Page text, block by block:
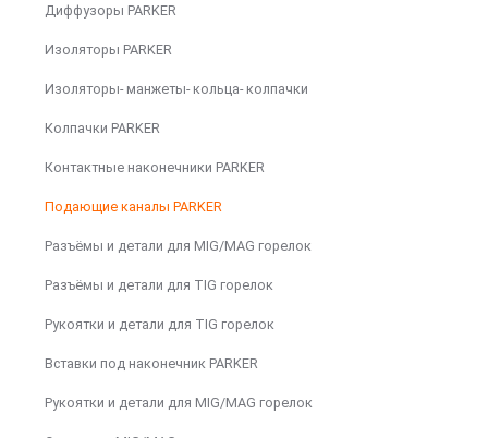
Диффузоры PARKER
Изоляторы PARKER
Изоляторы- манжеты- кольца- колпачки
Колпачки PARKER
Контактные наконечники PARKER
Подающие каналы PARKER
Разъёмы и детали для MIG/MAG горелок
Разъёмы и детали для TIG горелок
Рукоятки и детали для TIG горелок
Вставки под наконечник PARKER
Рукоятки и детали для MIG/MAG горелок